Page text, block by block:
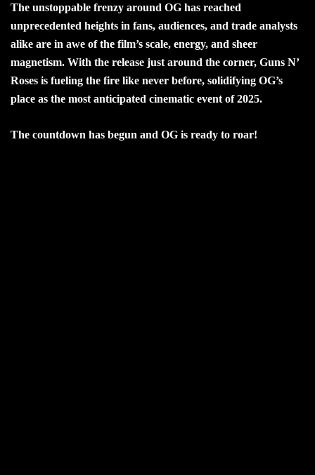
The unstoppable frenzy around OG has reached
unprecedented heights in fans, audiences, and trade analysts
alike are in awe of the film’s scale, energy, and sheer
magnetism. With the release just around the corner, Guns N’
Roses is fueling the fire like never before, solidifying OG’s
place as the most anticipated cinematic event of 2025.
The countdown has begun and OG is ready to roar!